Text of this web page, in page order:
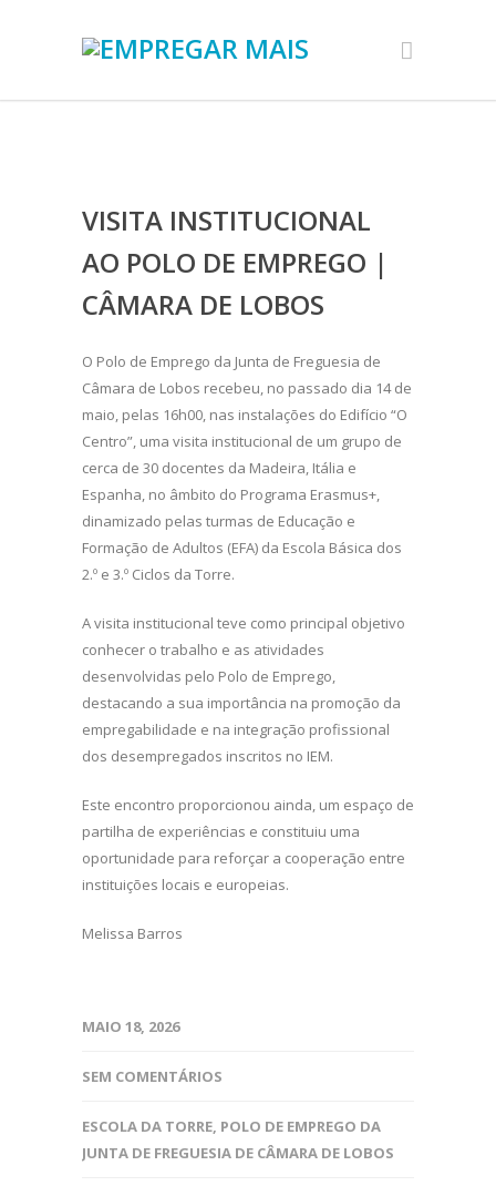
VISITA INSTITUCIONAL
AO POLO DE EMPREGO |
CÂMARA DE LOBOS
O Polo de Emprego da Junta de Freguesia de
Câmara de Lobos recebeu, no passado dia 14 de
maio, pelas 16h00, nas instalações do Edifício “O
Centro”, uma visita institucional de um grupo de
cerca de 30 docentes da Madeira, Itália e
Espanha, no âmbito do Programa Erasmus+,
dinamizado pelas turmas de Educação e
Formação de Adultos (EFA) da Escola Básica dos
2.º e 3.º Ciclos da Torre.
A visita institucional teve como principal objetivo
conhecer o trabalho e as atividades
desenvolvidas pelo Polo de Emprego,
destacando a sua importância na promoção da
empregabilidade e na integração profissional
dos desempregados inscritos no IEM.
Este encontro proporcionou ainda, um espaço de
partilha de experiências e constituiu uma
oportunidade para reforçar a cooperação entre
instituições locais e europeias.
Melissa Barros
MAIO 18, 2026
SEM COMENTÁRIOS
ESCOLA DA TORRE, POLO DE EMPREGO DA
JUNTA DE FREGUESIA DE CÂMARA DE LOBOS